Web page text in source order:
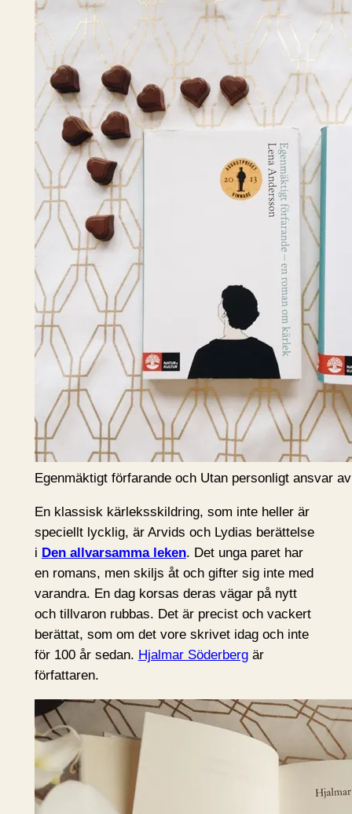
Egenmäktigt förfarande och Utan personligt ansvar
En klassisk kärleksskildring, som inte heller är
speciellt lycklig, är Arvids och Lydias berättelse
i Den allvarsamma leken. Det unga paret har
en romans, men skiljs åt och gifter sig inte med
varandra. En dag korsas deras vägar på nytt
och tillvaron rubbas. Det är precist och vackert
berättat, som om det vore skrivet idag och inte
för 100 år sedan. Hjalmar Söderbergär
författaren.